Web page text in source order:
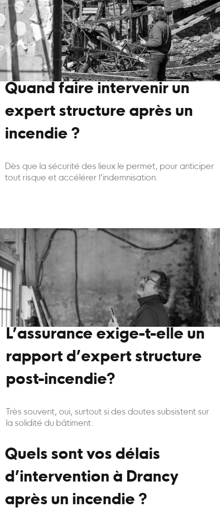
Quand faire intervenir un
expert structure après un
incendie ?
Dès que la sécurité des lieux le permet, pour anticiper
tout risque et accélérer l’indemnisation.
L’assurance exige-t-elle un
rapport d’expert structure
post-incendie?
Très souvent, oui, surtout si des doutes subsistent sur
la solidité du bâtiment.
Quels sont vos délais
d’intervention à Drancy
après un incendie ?